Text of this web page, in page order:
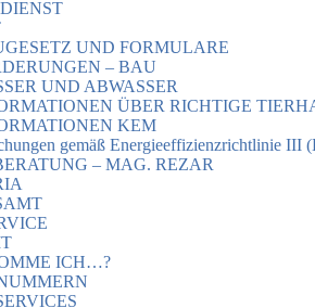
UND FORMULARE
– BAU
UND ABWASSER
ÜBER RICHTIGE
KEM
gemäß Energieeffizienzrichtlinie III
– MAG. REZAR
ICH…?